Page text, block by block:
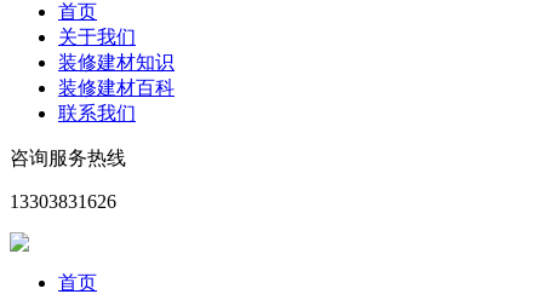
首页
关于我们
装修建材知识
装修建材百科
联系我们
咨询服务热线
13303831626
首页